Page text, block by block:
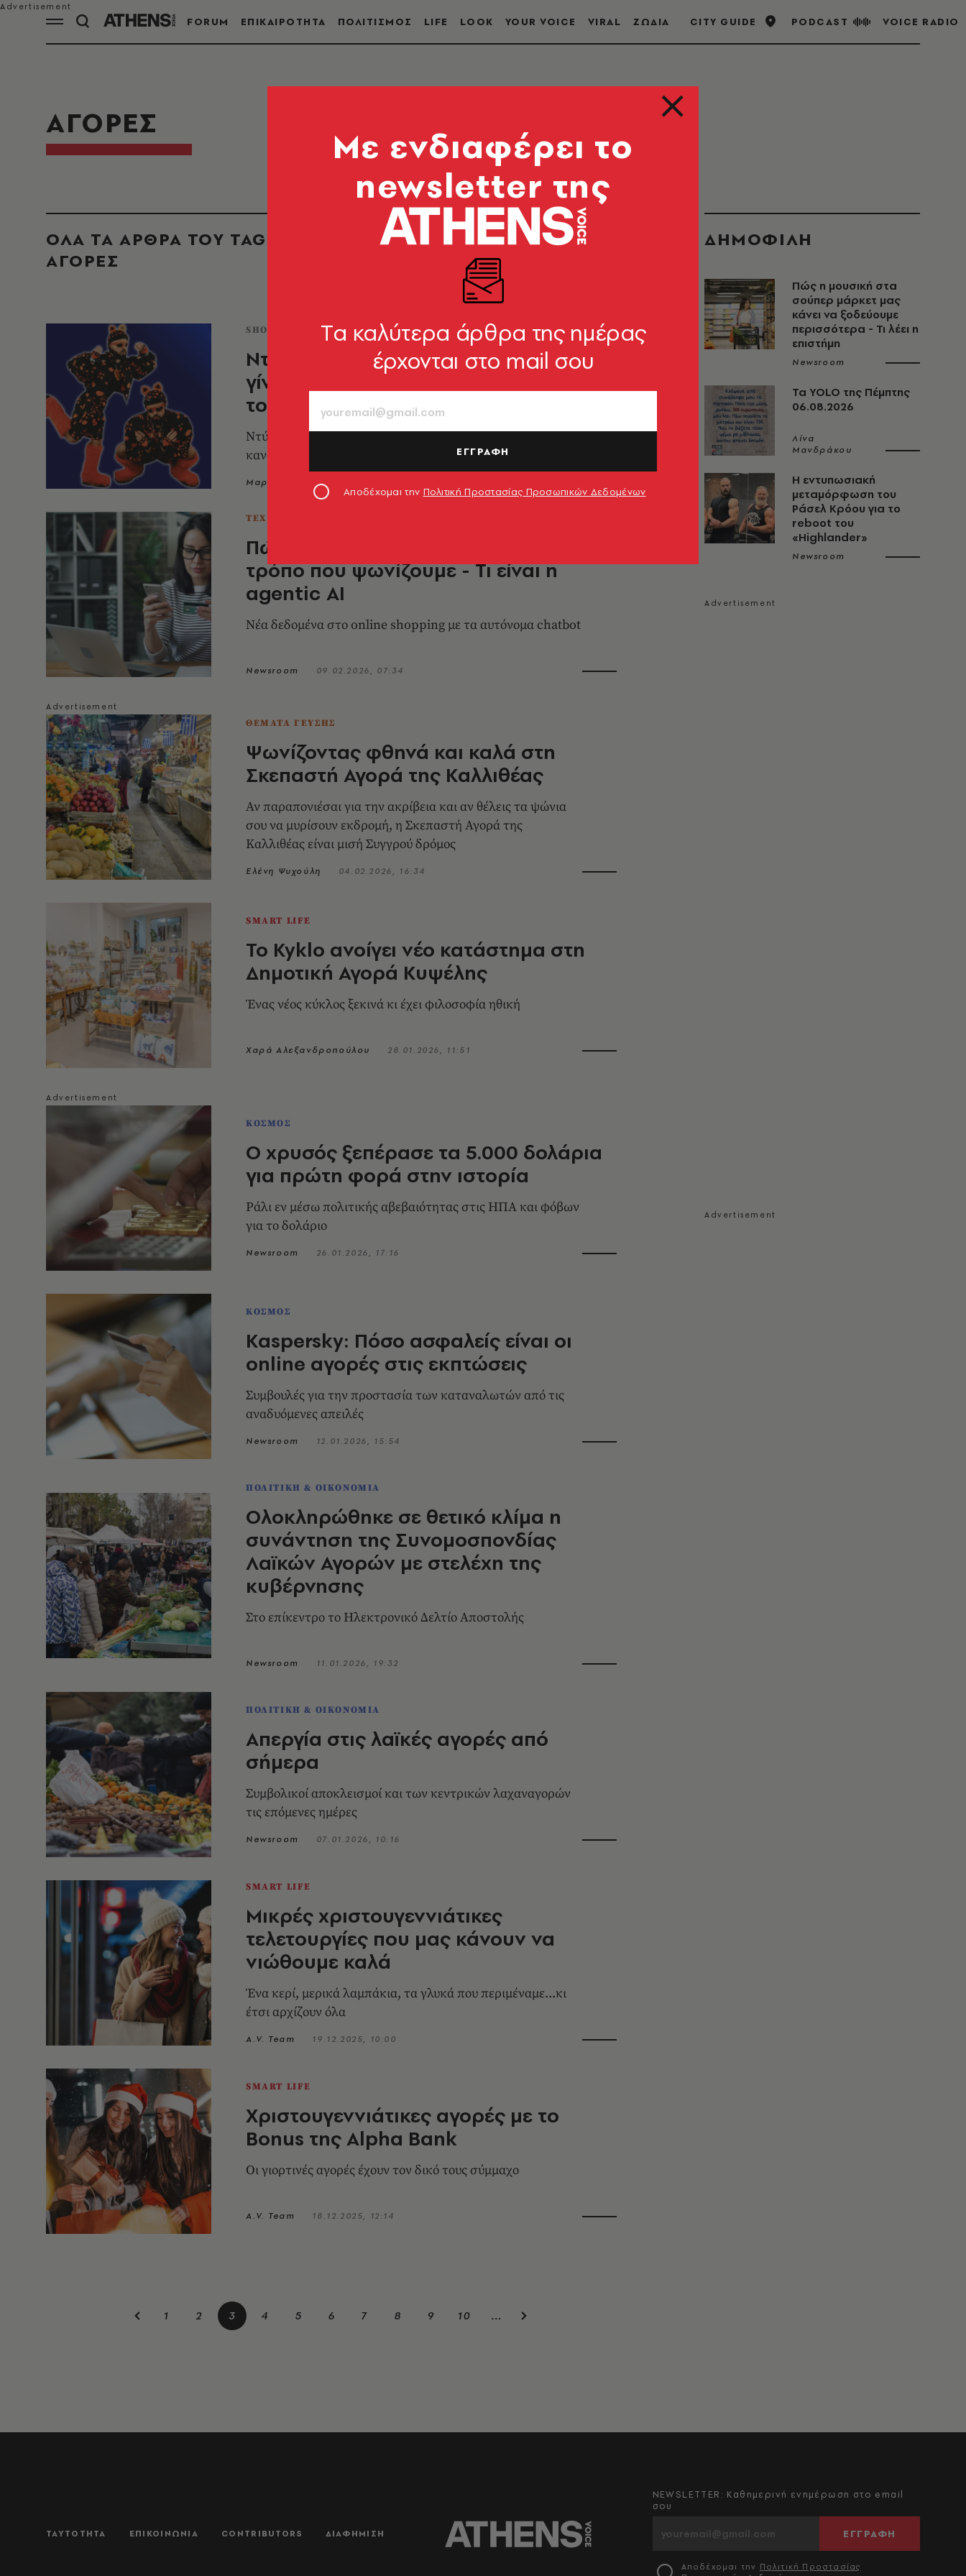
FORUM ΕΠΙΚΑΙΡΟΤΗΤΑ ΠΟΛΙΤΙΣΜΟΣ LIFE LOOK YOUR VOICE VIRAL ΖΩΔΙΑ CITY GUIDE PODCAST VOICE RADIO
ΑΓΟΡΕΣ
ΟΛΑ ΤΑ ΑΡΘΡΑ ΤΟΥ TAG
ΑΓΟΡΕΣ
SHOPPING
Ντυνόμαστε σαν τον Ακύλα και το στιλ
γίνεται προσωπικότητα: Σου είπα, φέρ’
το!
Ντύσιμο απλό, τολμηρό, ελεύθερο με χαρακτήρα, χωρίς
κανόνες
Μαρία-Ιωάννα Σιγαλού
ΤΕΧΝΟΛΟΓΙΑ - ΕΠΙΣΤΗΜΗ
Πώς η τεχνητή νοημοσύνη αλλάζει τον
τρόπο που ψωνίζουμε - Τι είναι η
agentic AI
Νέα δεδομένα στο online shopping με τα αυτόνομα chatbot
Newsroom 09.02.2026, 07:34
ΘΕΜΑΤΑ ΓΕΥΣΗΣ
Ψωνίζοντας φθηνά και καλά στη
Σκεπαστή Αγορά της Καλλιθέας
Αν παραπονιέσαι για την ακρίβεια και αν θέλεις τα ψώνια
σου να μυρίσουν εκδρομή, η Σκεπαστή Αγορά της
Καλλιθέας είναι μισή Συγγρού δρόμος
Ελένη Ψυχούλη 04.02.2026, 16:34
SMART LIFE
Το Kyklo ανοίγει νέο κατάστημα στη
Δημοτική Αγορά Κυψέλης
Ένας νέος κύκλος ξεκινά κι έχει φιλοσοφία ηθική
Χαρά Αλεξανδροπούλου 28.01.2026, 11:51
ΚΟΣΜΟΣ
Ο χρυσός ξεπέρασε τα 5.000 δολάρια
για πρώτη φορά στην ιστορία
Ράλι εν μέσω πολιτικής αβεβαιότητας στις ΗΠΑ και φόβων
για το δολάριο
Newsroom 26.01.2026, 17:16
ΚΟΣΜΟΣ
Kaspersky: Πόσο ασφαλείς είναι οι
online αγορές στις εκπτώσεις
Συμβουλές για την προστασία των καταναλωτών από τις
αναδυόμενες απειλές
Newsroom 12.01.2026, 15:54
ΠΟΛΙΤΙΚΗ & ΟΙΚΟΝΟΜΙΑ
Ολοκληρώθηκε σε θετικό κλίμα η
συνάντηση της Συνομοσπονδίας
Λαϊκών Αγορών με στελέχη της
κυβέρνησης
Στο επίκεντρο το Ηλεκτρονικό Δελτίο Αποστολής
Newsroom 11.01.2026, 19:32
ΠΟΛΙΤΙΚΗ & ΟΙΚΟΝΟΜΙΑ
Απεργία στις λαϊκές αγορές από
σήμερα
Συμβολικοί αποκλεισμοί και των κεντρικών λαχαναγορών
τις επόμενες ημέρες
Newsroom 07.01.2026, 10:16
SMART LIFE
Μικρές χριστουγεννιάτικες
τελετουργίες που μας κάνουν να
νιώθουμε καλά
Ένα κερί, μερικά λαμπάκια, τα γλυκά που περιμέναμε...κι
έτσι αρχίζουν όλα
A.V. Team 19.12.2025, 10:00
SMART LIFE
Χριστουγεννιάτικες αγορές με το
Bonus της Alpha Bank
Οι γιορτινές αγορές έχουν τον δικό τους σύμμαχο
A.V. Team 18.12.2025, 12:14
1 2 3 4 5 6 7 8 9 10 …
ΔΗΜΟΦΙΛΗ
Πώς η μουσική στα
σούπερ μάρκετ μας
κάνει να ξοδεύουμε
περισσότερα - Τι λέει η
επιστήμη
Newsroom
Τα YOLO της Πέμπτης
06.08.2026
Λίνα
Μανδράκου
Η εντυπωσιακή
μεταμόρφωση του
Ράσελ Κρόου για το
reboot του
«Highlander»
Newsroom
ΤΑΥΤΟΤΗΤΑ ΕΠΙΚΟΙΝΩΝΙΑ CONTRIBUTORS ΔΙΑΦΗΜΙΣΗ
NEWSLETTER: Καθημερινή ενημέρωση στο email
σου
ΕΓΓΡΑΦΗ
Αποδέχομαι την Πολιτική Προστασίας
Mε ενδιαφέρει το
newsletter της
Tα καλύτερα άρθρα της ημέρας
έρχονται στο mail σου
ΕΓΓΡΑΦΗ
Αποδέχομαι την Πολιτική Προστασίας Προσωπικών Δεδομένων